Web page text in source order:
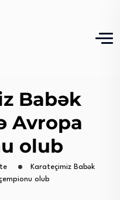
Babək
Avropa
olub
Karateçimiz Babək
olub